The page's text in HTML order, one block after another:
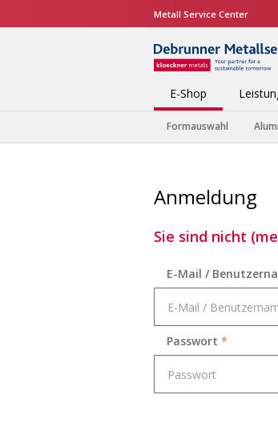
Metall Service Center
E-Shop
Formauswahl
Anmeldung
Sie sind nicht
E-Mail /
Passwort *